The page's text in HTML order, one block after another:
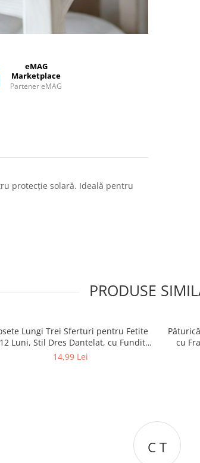
eMAG
Marketplace
Partener eMAG
protecție solară. Ideală pentru
PRODUSE
Lungi Trei Sferturi pentru Fetite
Luni, Stil Dres Dantelat, cu Fundita
Eleganta
14,99 Lei
cu
C T